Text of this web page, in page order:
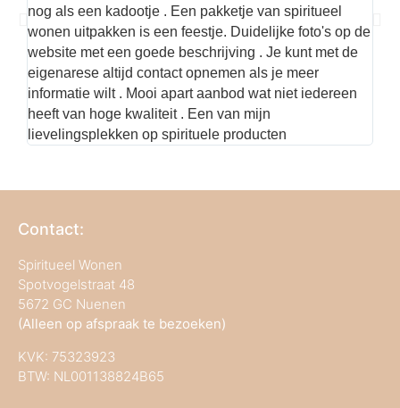
nog als een kadootje . Een pakketje van spiritueel
wonen uitpakken is een feestje. Duidelijke foto's op de
website met een goede beschrijving . Je kunt met de
eigenarese altijd contact opnemen als je meer
informatie wilt . Mooi apart aanbod wat niet iedereen
heeft van hoge kwaliteit . Een van mijn
lievelingsplekken op spirituele producten
Contact:
Spiritueel Wonen
Spotvogelstraat 48
5672 GC Nuenen
(Alleen op afspraak te bezoeken)
KVK: 75323923
BTW: NL001138824B65